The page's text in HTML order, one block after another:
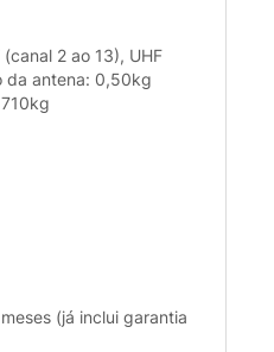
2 ao 13), UHF
da antena: 0,50kg
(já inclui garantia